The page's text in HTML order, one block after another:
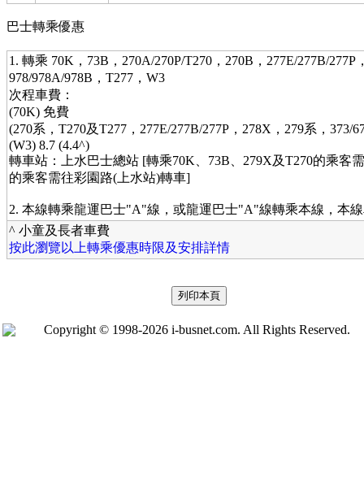
巴士轉乘優惠
1. 轉乘 70K，73B，270A/270P/T270，270B，277E/277B/277P
978/978A/978B，T277，W3
次程車費：
(70K) 免費
(270系，T270及T277，277E/277B/277P，278X，279系，373/
(W3) 8.7 (4.4^)
轉車站：上水巴士總站 [轉乘70K、73B、279X及T270的乘客
的乘客需往彩園路(上水站)轉車]
2. 本線轉乘龍運巴士"A"線，或龍運巴士"A"線轉乘本線，本
^ 小童及長者車費
按此瀏覽以上轉乘優惠時限及安排詳情
Copyright © 1998-2026 i-busnet.com. All Rights Reserved.